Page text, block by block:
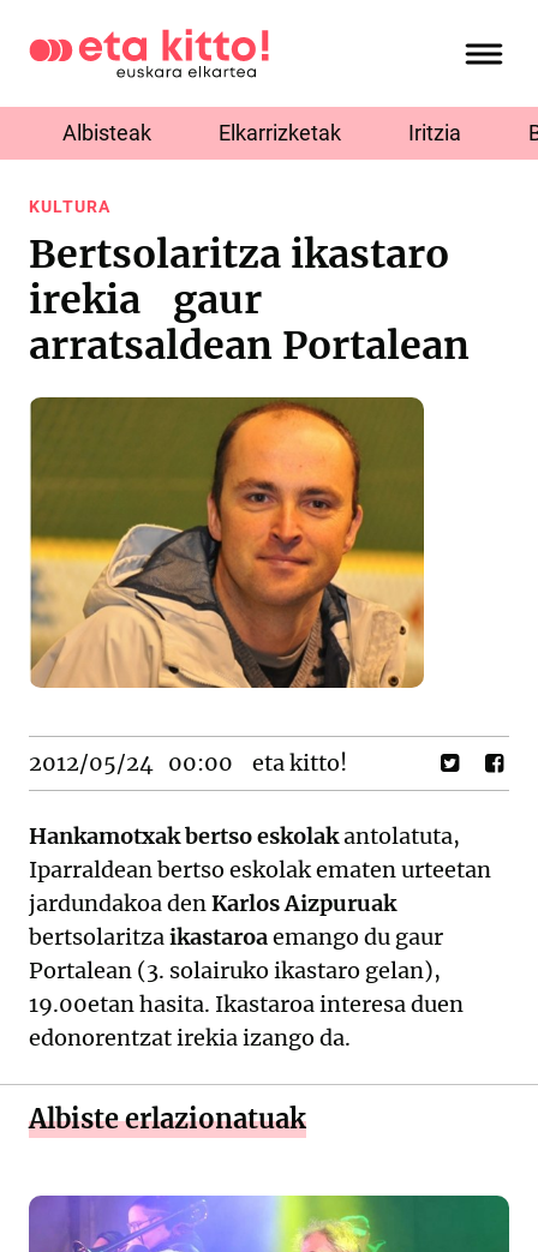
Albisteak Elkarrizketak Iritzia
KULTURA
Bertsolaritza ikastaro
irekia gaur
arratsaldean Portalean
2012/05/24 00:00 eta kitto!
Hankamotxak bertso eskolakantolatuta,
Iparraldean bertso eskolak ematen urteetan
jardundakoa denKarlos Aizpuruak
bertsolaritzaikastaroaemango du gaur
Portalean (3. solairuko ikastaro gelan),
19.00etan hasita. Ikastaroa interesa duen
edonorentzat irekia izango da.
Albiste erlazionatuak